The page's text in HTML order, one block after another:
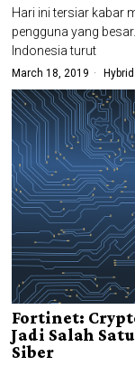
Hari ini tersiar kabar
pengguna yang
Indonesia turut
March 18, 2019 Hybrid
Fortinet:
Jadi Salah
Siber